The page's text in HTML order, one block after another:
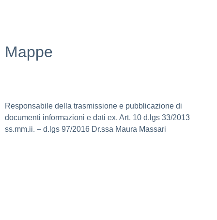
Mappe
Responsabile della trasmissione e pubblicazione di
documenti informazioni e dati ex. Art. 10 d.lgs 33/2013
ss.mm.ii. – d.lgs 97/2016 Dr.ssa Maura Massari